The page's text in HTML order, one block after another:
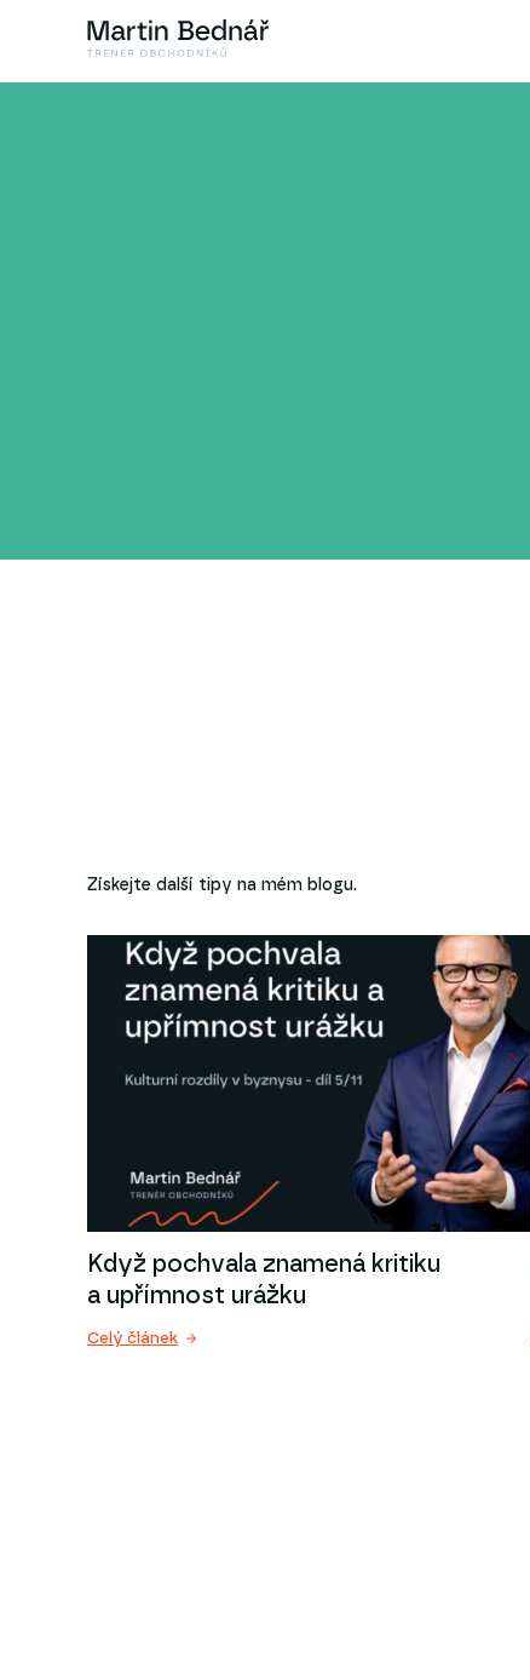
Získejte další tipy na mém blogu.
Když pochvala znamená kritiku
a upřímnost urážku
Celý článek